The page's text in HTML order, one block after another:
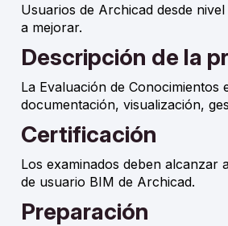
Usuarios de Archicad desde
a mejorar.
Descripción de la
La Evaluación de
documentación, visualización,
Certificación
Los examinados deben
de usuario BIM de Archicad.
Preparación